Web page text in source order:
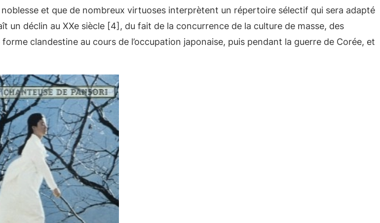
noblesse et que de nombreux virtuoses interprètent un répertoire sélectif qui sera adapté
un déclin au XXe siècle [4], du fait de la concurrence de la culture de masse, des
clandestine au cours de l’occupation japonaise, puis pendant la guerre de Corée, et